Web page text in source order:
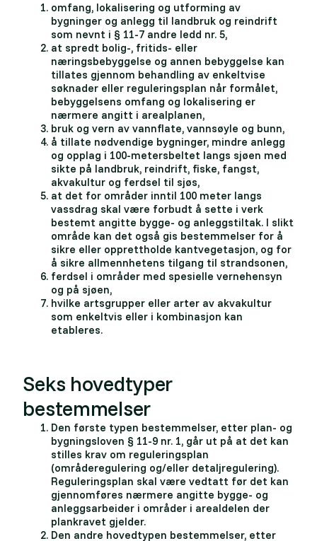
omfang, lokalisering og utforming av
bygninger og anlegg til landbruk og reindrift
som nevnt i § 11-7 andre ledd nr. 5,
at spredt bolig-, fritids- eller
næringsbebyggelse og annen bebyggelse kan
tillates gjennom behandling av enkeltvise
søknader eller reguleringsplan når formålet,
bebyggelsens omfang og lokalisering er
nærmere angitt i arealplanen,
bruk og vern av vannflate, vannsøyle og bunn,
å tillate nødvendige bygninger, mindre anlegg
og opplag i 100-metersbeltet langs sjøen med
sikte på landbruk, reindrift, fiske, fangst,
akvakultur og ferdsel til sjøs,
at det for områder inntil 100 meter langs
vassdrag skal være forbudt å sette i verk
bestemt angitte bygge- og anleggstiltak. I slikt
område kan det også gis bestemmelser for å
sikre eller opprettholde kantvegetasjon, og for
å sikre allmennhetens tilgang til strandsonen,
ferdsel i områder med spesielle vernehensyn
og på sjøen,
hvilke artsgrupper eller arter av akvakultur
som enkeltvis eller i kombinasjon kan
etableres.
Seks hovedtyper
bestemmelser
Den første typen bestemmelser, etter plan- og
bygningsloven § 11-9 nr. 1, går ut på at det kan
stilles krav om reguleringsplan
(områderegulering og/eller detaljregulering).
Reguleringsplan skal være vedtatt før det kan
gjennomføres nærmere angitte bygge- og
anleggsarbeider i områder i arealdelen der
plankravet gjelder.
Den andre hovedtypen bestemmelser, etter